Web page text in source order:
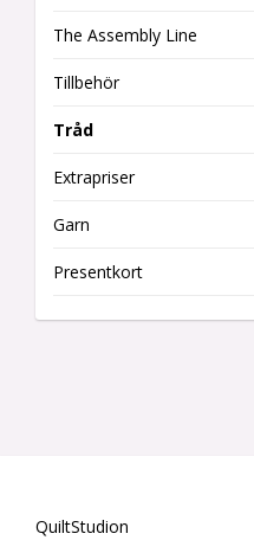
The Assembly Line
Tillbehör
Tråd
Extrapriser
Garn
Presentkort
QuiltStudion